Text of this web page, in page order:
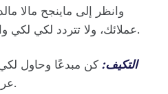
وانظر إلى ماينجح مالا
عملائك، ولا تتردد لكي لكي والزبائن للحصول على رؤى.
→ التكيف: كن مبدعًا وحاول
عروضك التجارية لكي الحالي.